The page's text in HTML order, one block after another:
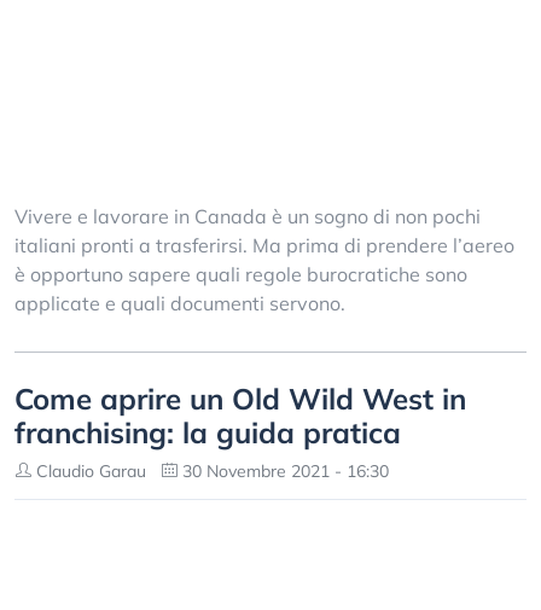
Vivere e lavorare in Canada è un sogno di non pochi
italiani pronti a trasferirsi. Ma prima di prendere l’aereo
è opportuno sapere quali regole burocratiche sono
applicate e quali documenti servono.
Come aprire un Old Wild West in
franchising: la guida pratica
Claudio Garau 30 Novembre 2021 - 16:30